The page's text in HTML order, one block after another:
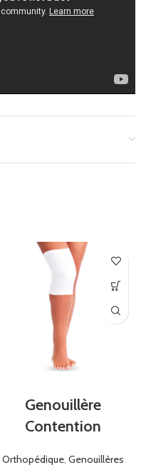
Genouillère
Contention
Orthopédique, Genouillères